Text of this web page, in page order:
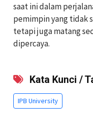
saat ini dalam
pemimpin yang tidak
tetapi juga matang
dipercaya.
Kata Kunci /
IPB University